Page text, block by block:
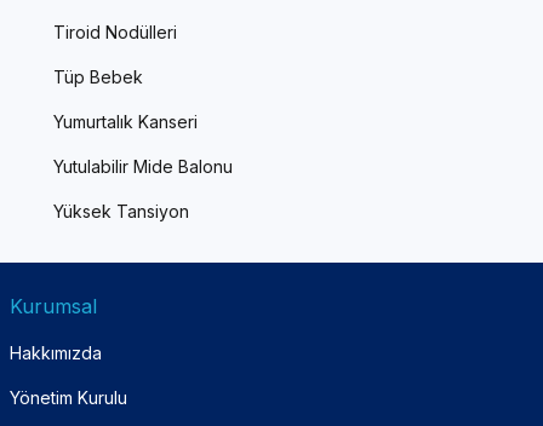
Tiroid Nodülleri
Tüp Bebek
Yumurtalık Kanseri
Yutulabilir Mide Balonu
Yüksek Tansiyon
Kurumsal
Hakkımızda
Yönetim Kurulu